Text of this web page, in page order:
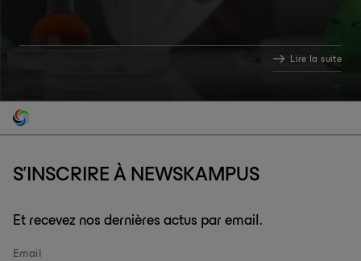
Lire la suite
S'INSCRIRE À NEWSKAMPUS
Et recevez nos dernières actus par email.
Email